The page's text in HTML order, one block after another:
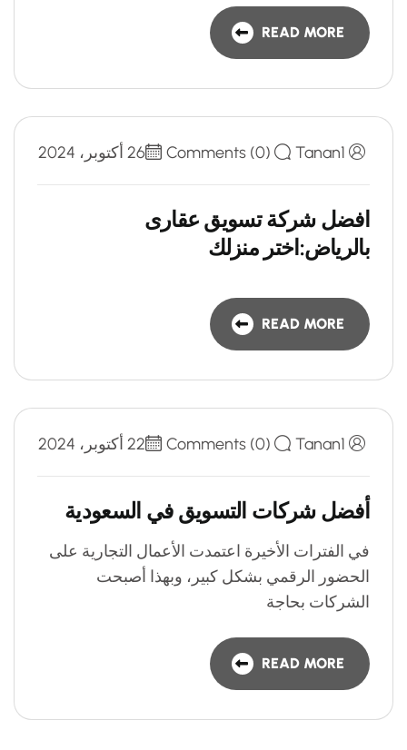
READ MORE
Tanan1 26 أكتوبر، 2024
افضل شركة تسويق عقارى
بالرياض:اختر منزلك
READ MORE
Tanan1 22 أكتوبر، 2024
أفضل شركات التسويق في السعودية
في الفترات الأخيرة اعتمدت الأعمال التجارية على
الحضور الرقمي بشكل كبير، وبهذا أصبحت
الشركات بحاجة
READ MORE